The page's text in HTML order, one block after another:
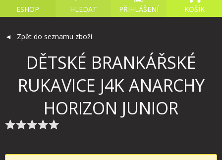
ESHOP HLEDAT PŘIHLÁŠENÍ KOŠÍK
Zpět do seznamu zboží
DĚTSKÉ BRANKÁŘSKÉ
RUKAVICE J4K ANARCHY
HORIZON JUNIOR